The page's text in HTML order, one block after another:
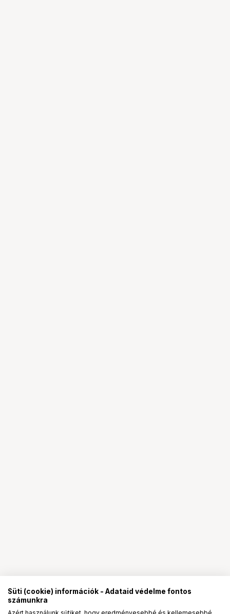
Süti (cookie) információk - Adataid védelme fontos
számunkra